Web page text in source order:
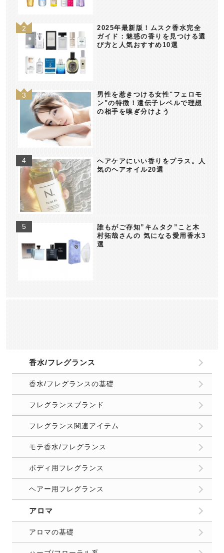
2025年最新版！ムスク香水完全
ガイド：魅惑の香りを見つける選
び方と人気おすすめ10選
男性を惹きつける女性"フェロモ
ン"の特徴！遺伝子レベルで理想
の相手を嗅ぎ分けよう
ヘアケアにいい香りをプラス。人
気のヘアオイル20選
誰もがご存知”キムタク”こと木
村拓哉さんの 気になる愛用香水3
選
香水/フレグランス
香水/フレグランスの基礎
フレグランスブランド
フレグランス関連アイテム
モテ香水/フレグランス
ボディ用フレグランス
ヘアー用フレグランス
アロマ
アロマの基礎